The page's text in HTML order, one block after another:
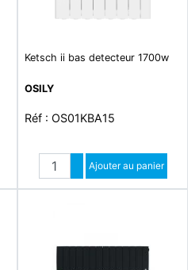
Ketsch ii bas detecteur 1700w
OSILY
Réf : OS01KBA15
Quantité
Augmenter quantité
Diminuer quantité
Ajouter au panier